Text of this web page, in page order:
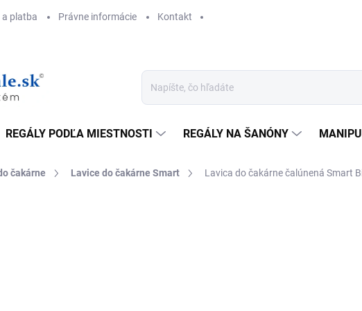
a platba Právne informácie Kontakt
REGÁLY PODĽA MIESTNOSTI REGÁLY NA ŠANÓNY
čakárne Lavice do čakárne Smart Lavica do čakárne čalúnená Smart